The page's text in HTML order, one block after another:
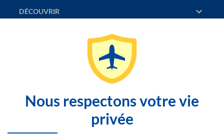
DÉCOUVRIR
PAGES CONSULTÉES
SITEMAP
Nous respectons votre vie
privée